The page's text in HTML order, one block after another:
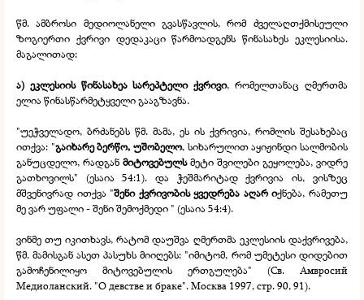
წმ. ამბროსი მედიოლანელი გვასწავლის, რომ ძველაღთქმისეული
ზოგიერთი ქვრივი დედაკაცი წარმოადგენს წინასახეს ეკლესიისა.
მაგალითად:
ა) ეკლესიის წინასახეა სარეპტელი ქვრივი, რომელთანაც ღმერთმა
ელია წინასწარმეტყველი გააგზავნა.
"უეჭველადო, ბრძანებს წმ. მამა, ეს ის ქვრივია, რომლის შესახებაც
ითქვა: "გაიხარე ბერწო, უშობელო, სიხარულით აყიჟინდი სალმობის
განუცდელო, რადგან მიტოვებულს მეტი შვილები გეყოლება, ვიდრე
გათხოვილს" (ესაია 54:1). და ჭეშმარიტად ქვრივია ის, ვისზეც
მშვენივრად ითქვა "შენი ქვრივობის ყვედრება აღარ იქნება, რამეთუ
მე ვარ უფალი -შენი შემოქმედი " (ესაია 54:4).
ვინმე თუ იკითხავს, რატომ დაუშვა ღმერთმა ეკლესიის დაქვრივება,
წმ. მამისგან ასეთ პასუხს მიიღებს: "იმიტომ, რომ უმეტესი დიდებით
გამოჩენილიყო მიტოვებულის ერთგულება" (Св. Амвросий
Медиоланский. "О девстве и браке". Москва 1997, стр. 90, 91).